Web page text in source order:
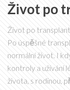
Život po
Život po
Po úspěšné
normální život. I
kontroly a užívání
života, s rodinou,